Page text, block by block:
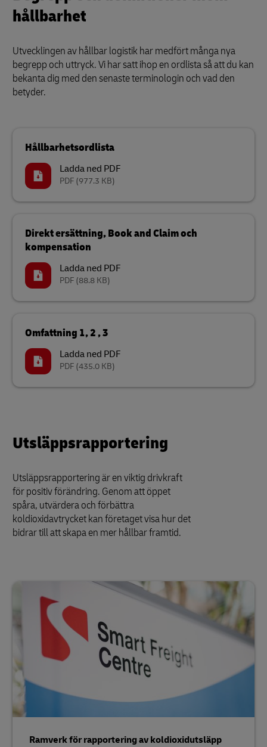
hållbarhet
Utvecklingen av hållbar logistik har medfört många nya
begrepp och uttryck. Vi har satt ihop en ordlista så att du kan
bekanta dig med den senaste terminologin och vad den
betyder.
Hållbarhetsordlista
Ladda ned PDF
PDF (977.3 KB)
Direkt ersättning, Book and Claim och
kompensation
Ladda ned PDF
PDF (88.8 KB)
Omfattning 1, 2 , 3
Ladda ned PDF
PDF (435.0 KB)
Utsläppsrapportering
Utsläppsrapportering är en viktig drivkraft
för positiv förändring. Genom att öppet
spåra, utvärdera och förbättra
koldioxidavtrycket kan företaget visa hur det
bidrar till att skapa en mer hållbar framtid.
Ramverk för rapportering av koldioxidutsläpp